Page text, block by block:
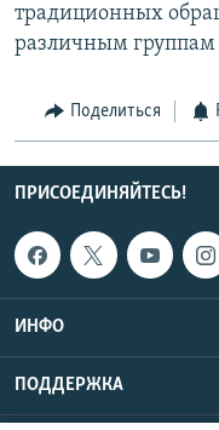
традиционных
различным группам
Поделиться
ПРИСОЕДИНЯЙТЕСЬ!
ИНФО
ПОДДЕРЖКА